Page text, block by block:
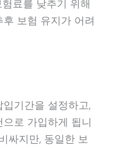
료를 낮추기 위해
보험 유지가 어려
기간을 설정하고,
로 가입하게 됩니
싸지만, 동일한 보